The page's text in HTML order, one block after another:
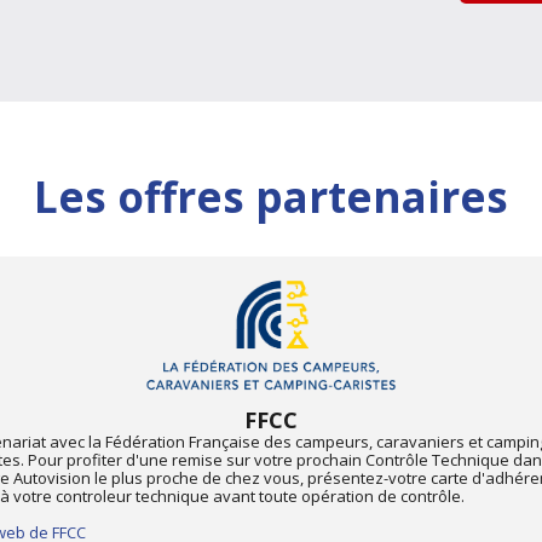
Les offres partenaires
FFCC
avec la Fédération Française des campeurs, caravaniers et
Pour profiter d'une remise sur votre prochain Contrôle Technique
Autovision le plus proche de chez vous, présentez-votre carte
à votre controleur technique avant toute opération de contrôle.
de FFCC